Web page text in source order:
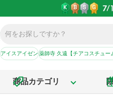
アイスアイゼン薬師寺 久遠【チアコスチュー
商品カテゴリ